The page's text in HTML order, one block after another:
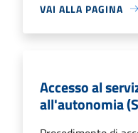
VAI ALLA PAGINA
Accesso al
all'autonomia